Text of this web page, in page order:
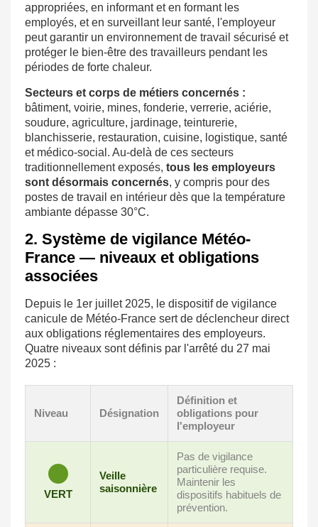
appropriées, en informant et en formant les
employés, et en surveillant leur santé, l'employeur
peut garantir un environnement de travail sécurisé et
protéger le bien-être des travailleurs pendant les
périodes de forte chaleur.
Secteurs et corps de métiers concernés :
bâtiment, voirie, mines, fonderie, verrerie, aciérie,
soudure, agriculture, jardinage, teinturerie,
blanchisserie, restauration, cuisine, logistique, santé
et médico-social. Au-delà de ces secteurs
traditionnellement exposés, tous les employeurs
sont désormais concernés, y compris pour des
postes de travail en intérieur dès que la température
ambiante dépasse 30°C.
2. Système de vigilance Météo-
France — niveaux et obligations
associées
Depuis le 1er juillet 2025, le dispositif de vigilance
canicule de Météo-France sert de déclencheur direct
aux obligations réglementaires des employeurs.
Quatre niveaux sont définis par l'arrêté du 27 mai
2025 :
Niveau Désignation
Définition et
obligations pour
l'employeur
VERT
Veille
saisonnière
Pas de vigilance
particulière requise.
Maintenir les
dispositifs habituels de
prévention.